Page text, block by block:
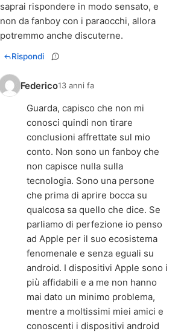
saprai rispondere in modo sensato, e
non da fanboy con i paraocchi, allora
potremmo anche discuterne.
Rispondi
Federico13 anni fa
Guarda, capisco che non mi
conosci quindi non tirare
conclusioni affrettate sul mio
conto. Non sono un fanboy che
non capisce nulla sulla
tecnologia. Sono una persone
che prima di aprire bocca su
qualcosa sa quello che dice. Se
parliamo di perfezione io penso
ad Apple per il suo ecosistema
fenomenale e senza eguali su
android. I dispositivi Apple sono i
più affidabili e a me non hanno
mai dato un minimo problema,
mentre a moltissimi miei amici e
conoscenti i dispositivi android